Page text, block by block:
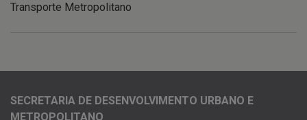
Transporte Metropolitano
SECRETARIA DE DESENVOLVIMENTO URBANO E
METROPOLITANO